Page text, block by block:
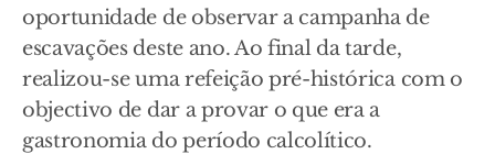
oportunidade de observar a campanha de
escavações deste ano. Ao final da tarde,
realizou-se uma refeição pré-histórica com o
objectivo de dar a provar o que era a
gastronomia do período calcolítico.